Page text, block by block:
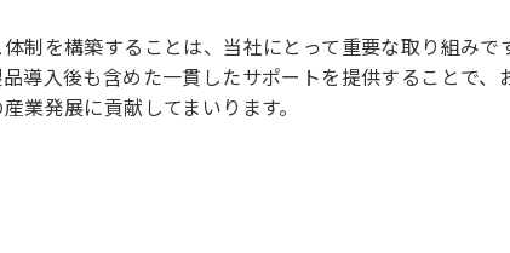
制を構築することは、当社にとって重要な取り組みで
導入後も含めた一貫したサポートを提供することで、
業発展に貢献してまいります。